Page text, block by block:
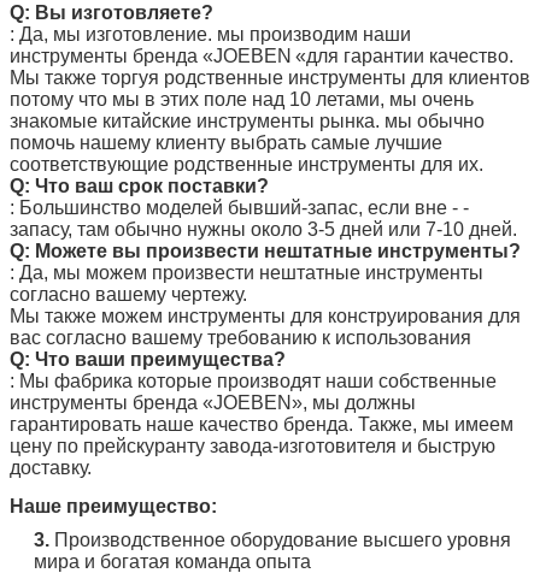
Q: Вы изготовляете?
: Да, мы изготовление. мы производим наши
инструменты бренда «JOEBEN «для гарантии качество.
Мы также торгуя родственные инструменты для клиентов
потому что мы в этих поле над 10 летами, мы очень
знакомые китайские инструменты рынка. мы обычно
помочь нашему клиенту выбрать самые лучшие
соответствующие родственные инструменты для их.
Q: Что ваш срок поставки?
: Большинство моделей бывший-запас, если вне - -
запасу, там обычно нужны около 3-5 дней или 7-10 дней.
Q: Можете вы произвести нештатные инструменты?
: Да, мы можем произвести нештатные инструменты
согласно вашему чертежу.
Мы также можем инструменты для конструирования для
вас согласно вашему требованию к использования
Q: Что ваши преимущества?
: Мы фабрика которые производят наши собственные
инструменты бренда «JOEBEN», мы должны
гарантировать наше качество бренда. Также, мы имеем
цену по прейскуранту завода-изготовителя и быструю
доставку.
Наше преимущество:
3. Производственное оборудование высшего уровня
мира и богатая команда опыта